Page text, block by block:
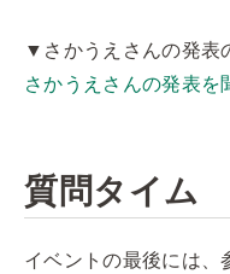
▼さかうえさんの発表
さかうえさんの発表を
質問タイム
イベントの最後には